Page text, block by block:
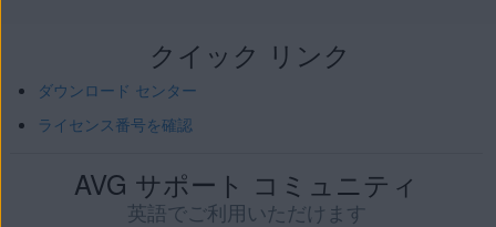
クイック リンク
ダウンロード センター
ライセンス番号を確認
AVG サポート コミュニティ
英語でご利用いただけます